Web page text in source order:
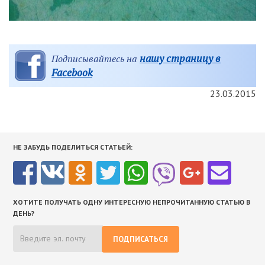
Подписывайтесь на нашу страницу в
Facebook
23.03.2015
НЕ ЗАБУДЬ ПОДЕЛИТЬСЯ СТАТЬЕЙ:
ХОТИТЕ ПОЛУЧАТЬ ОДНУ ИНТЕРЕСНУЮ НЕПРОЧИТАННУЮ СТАТЬЮ В
ДЕНЬ?
ПОДПИСАТЬСЯ